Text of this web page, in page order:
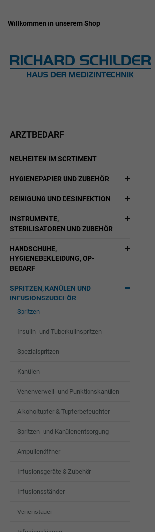
Zum
Willkommen in unserem Shop
ARZTBEDARF
NEUHEITEN IM SORTIMENT
HYGIENEPAPIER UND ZUBEHÖR
REINIGUNG UND DESINFEKTION
INSTRUMENTE,
STERILISATOREN UND ZUBEHÖR
HANDSCHUHE,
HYGIENEBEKLEIDUNG, OP-
BEDARF
SPRITZEN, KANÜLEN UND
INFUSIONSZUBEHÖR
Spritzen
Insulin- und Tuberkulinspritzen
Spezialspritzen
Kanülen
Venenverweil- und Punktionskanülen
Alkoholtupfer & Tupferbefeuchter
Spritzen- und Kanülenentsorgung
Ampullenöffner
Infusionsgeräte & Zubehör
Infusionsständer
Venenstauer